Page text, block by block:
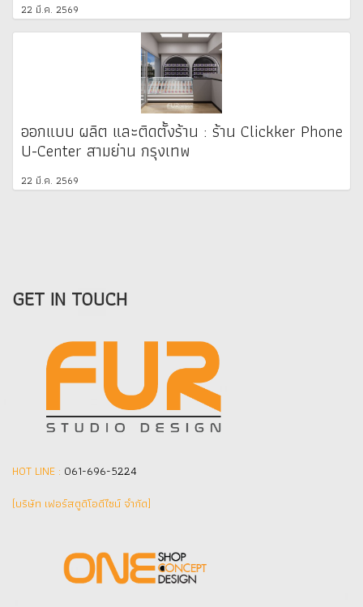
22 มี.ค. 2569
ออกแบบ ผลิต และติดตั้งร้าน : ร้าน Clickker Phone
U-Center สามย่าน กรุงเทพ
22 มี.ค. 2569
GET IN TOUCH
HOT LINE : 061-696-5224
(บริษัท เฟอร์สตูดิโอดีไซน์ จำกัด]